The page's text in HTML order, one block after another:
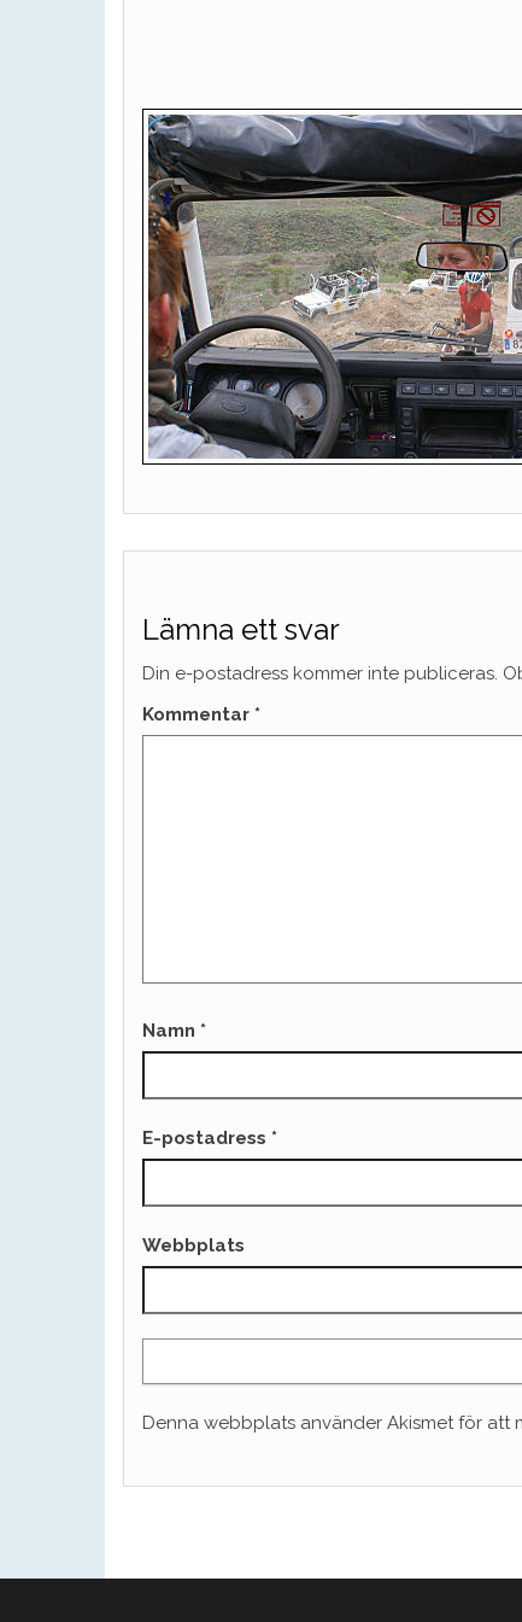
Lämna ett svar
Din e-postadress kommer inte publiceras.
Kommentar *
Namn *
E-postadress *
Webbplats
Denna webbplats använder Akismet för att